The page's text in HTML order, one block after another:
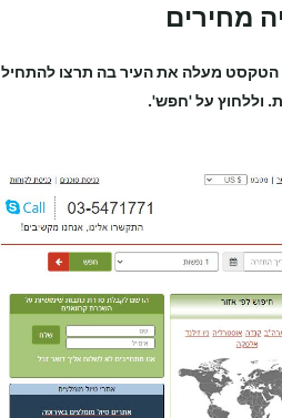
מחירים
הטקסט מעלה את העיר בה תרצו להתחיל
וללחוץ על 'חפש'.